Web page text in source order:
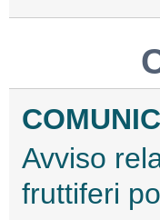
Avviso
fruttiferi